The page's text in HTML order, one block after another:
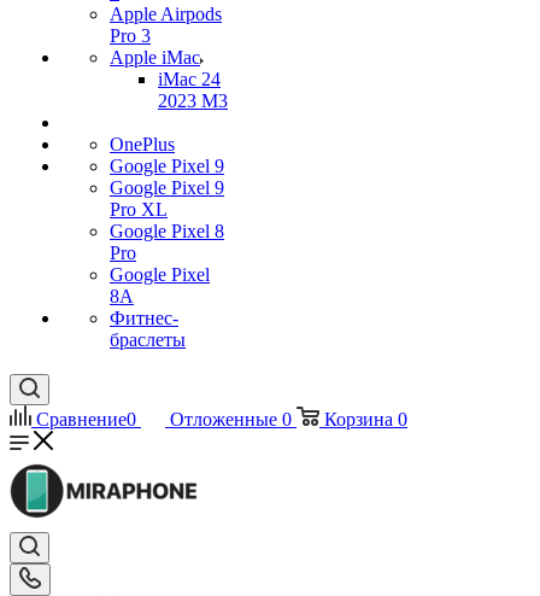
Apple Airpods
Pro 3
Apple iMac
iMac 24
2023 M3
OnePlus
Google Pixel 9
Google Pixel 9
Pro XL
Google Pixel 8
Pro
Google Pixel
8A
Фитнес-
браслеты
Сравнение0 Отложенные 0 Корзина 0